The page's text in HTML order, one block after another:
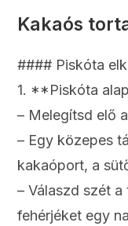
Kakaós
#### Piskóta
1. **Piskóta
– Melegítsd elő
– Egy közepes
kakaóport, a
– Válaszd szét
fehérjéket egy